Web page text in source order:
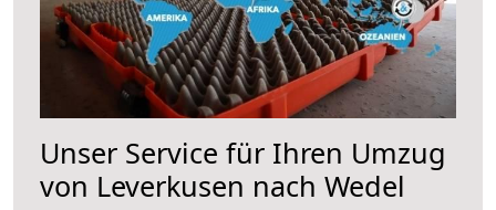
Unser Service für Ihren Umzug
von Leverkusen nach Wedel